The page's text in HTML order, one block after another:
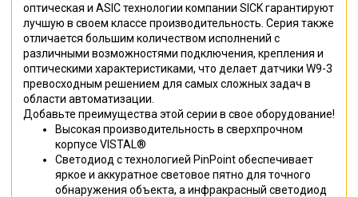
оптическая и ASIC технологии компании SICK гарантируют
лучшую в своем классе производительность. Серия также
отличается большим количеством исполнений с
различными возможностями подключения, крепления и
оптическими характеристиками, что делает датчики W9-3
превосходным решением для самых сложных задач в
области автоматизации.
Добавьте преимущества этой серии в свое оборудование!
Высокая производительность в сверхпрочном
корпусе VISTAL®
Светодиод с технологией PinPoint обеспечивает
яркое и аккуратное световое пятно для точного
обнаружения объекта, а инфракрасный светодиод